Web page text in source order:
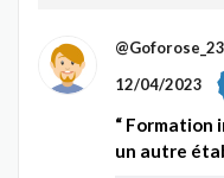
12/04/2023
Formation
un autre